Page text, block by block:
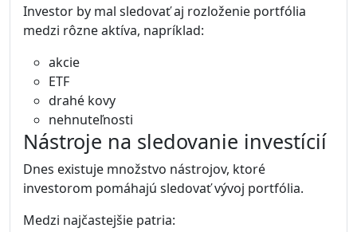
Investor by mal sledovať aj rozloženie portfólia
medzi rôzne aktíva, napríklad:
akcie
ETF
drahé kovy
nehnuteľnosti
Nástroje na sledovanie investícií
Dnes existuje množstvo nástrojov, ktoré
investorom pomáhajú sledovať vývoj portfólia.
Medzi najčastejšie patria: